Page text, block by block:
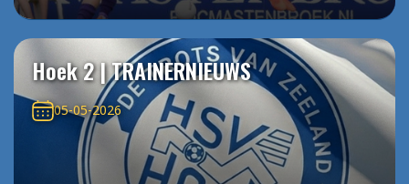
Hoek 2 | TRAINERNIEUWS
05-05-2026